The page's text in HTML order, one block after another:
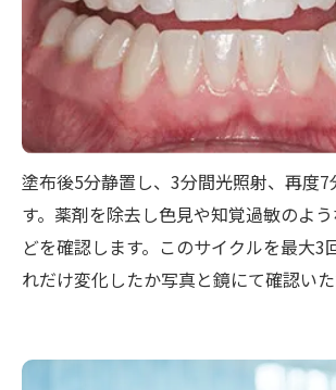
塗布後5分静置し、3分間光照射、再度7
す。薬剤を除去し色見や知覚過敏のよ
どを確認します。このサイクルを最大3
れだけ変化したか写真と鏡にて確認いた